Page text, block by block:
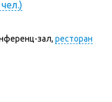
зал, ресторан